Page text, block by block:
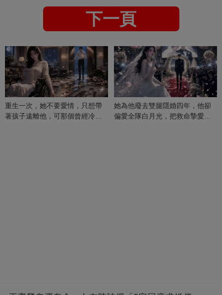
下一頁
重生一次，她不要愛情，只想帶
著孩子遠離他，可那個曾經冷漠
她為他廢去雙腿隱婚四年，他卻
偏愛全隊白月光，把救命摯愛當